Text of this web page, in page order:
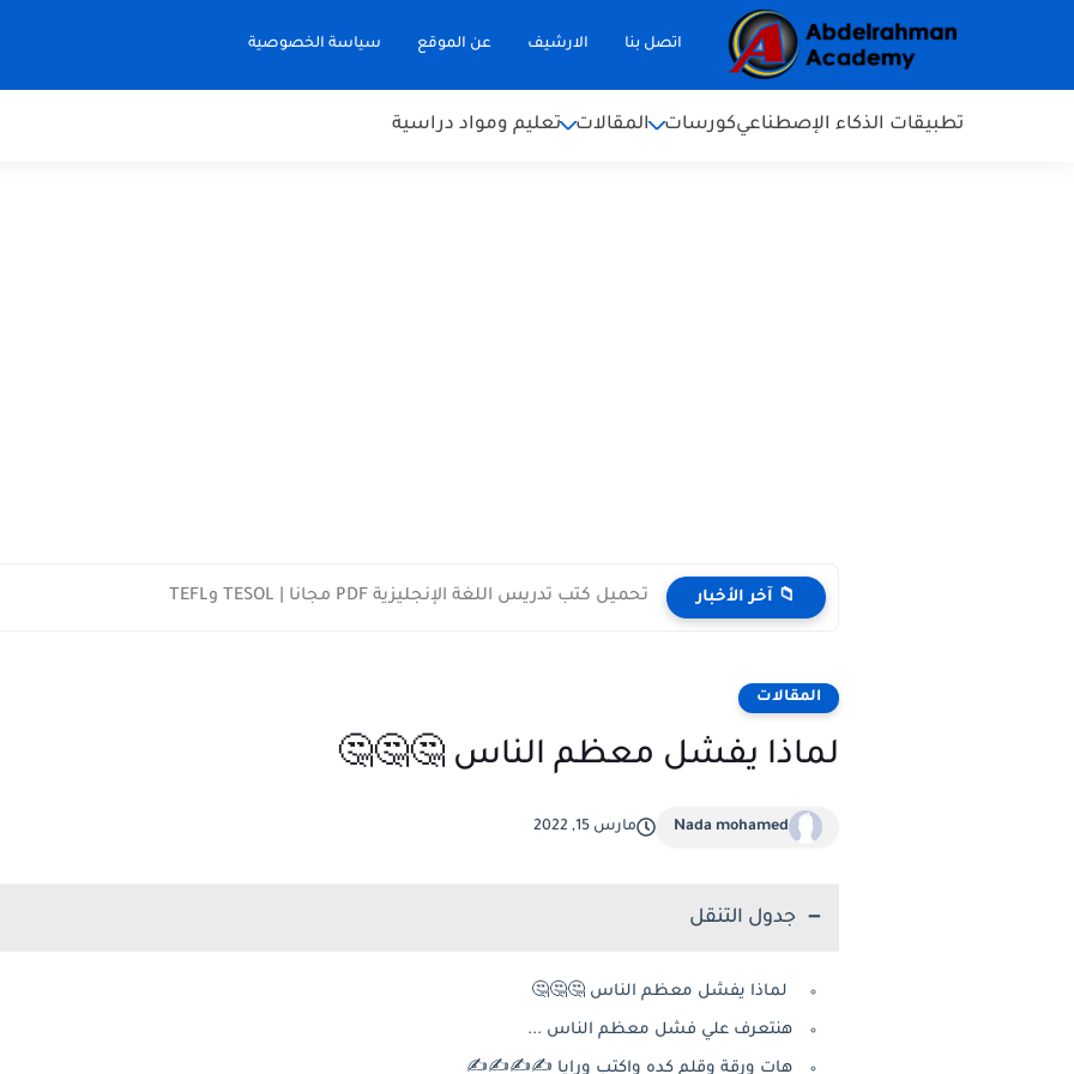
اتصل بنا الارشيف عن الموقع سياسة الخصوصية
تطبيقات الذكاء الإصطناعيكورسات المقالات تعليم ومواد دراسية
📁 آخر الأخبار تحميل كتب تدريس اللغة الإنجليزية PDF مجانا | TESOL وTEFL
المقالات
لماذا يفشل معظم الناس 🤔🤔🤔
Nada mohamed مارس 15, 2022
جدول التنقل
لماذا يفشل معظم الناس 🤔🤔🤔
هنتعرف علي فشل معظم الناس ...
هات ورقة وقلم كده واكتب ورايا ✍️✍️✍️✍️